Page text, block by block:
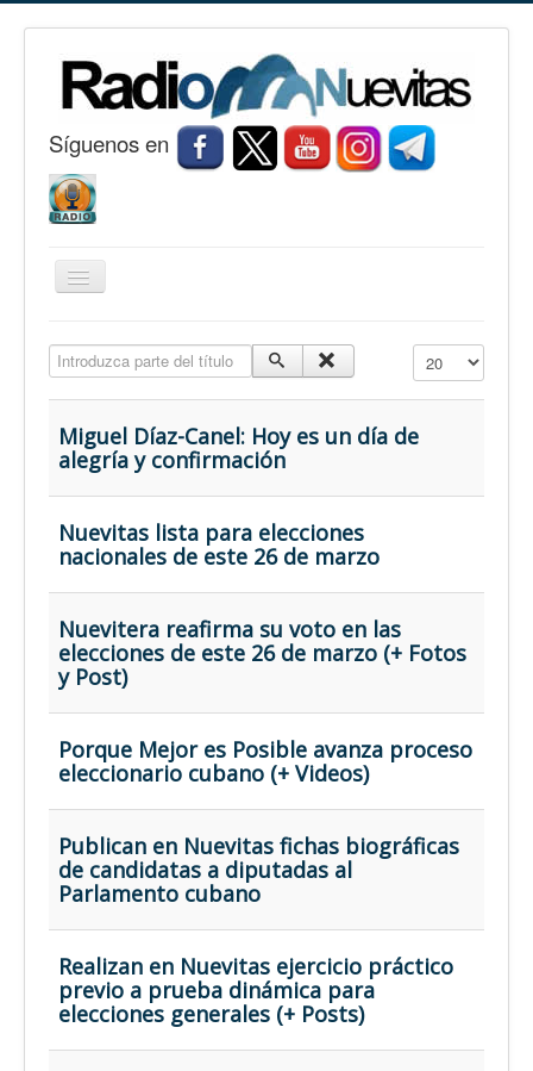
Síguenos en
Cambiar
Nuevitas
Conozca Nuevitas
Fotorreportaje
Opinión
Medio Ambiente
Ciencia, tecnología y curiosidades
Inglés
Desempolvando la historia
Introduzca parte del título Cantidad a
Miguel Díaz-Canel: Hoy es un día de
alegría y confirmación
Nuevitas lista para elecciones
nacionales de este 26 de marzo
Nuevitera reafirma su voto en las
elecciones de este 26 de marzo (+ Fotos
y Post)
Porque Mejor es Posible avanza proceso
eleccionario cubano (+ Videos)
Publican en Nuevitas fichas biográficas
de candidatas a diputadas al
Parlamento cubano
Realizan en Nuevitas ejercicio práctico
previo a prueba dinámica para
elecciones generales (+ Posts)